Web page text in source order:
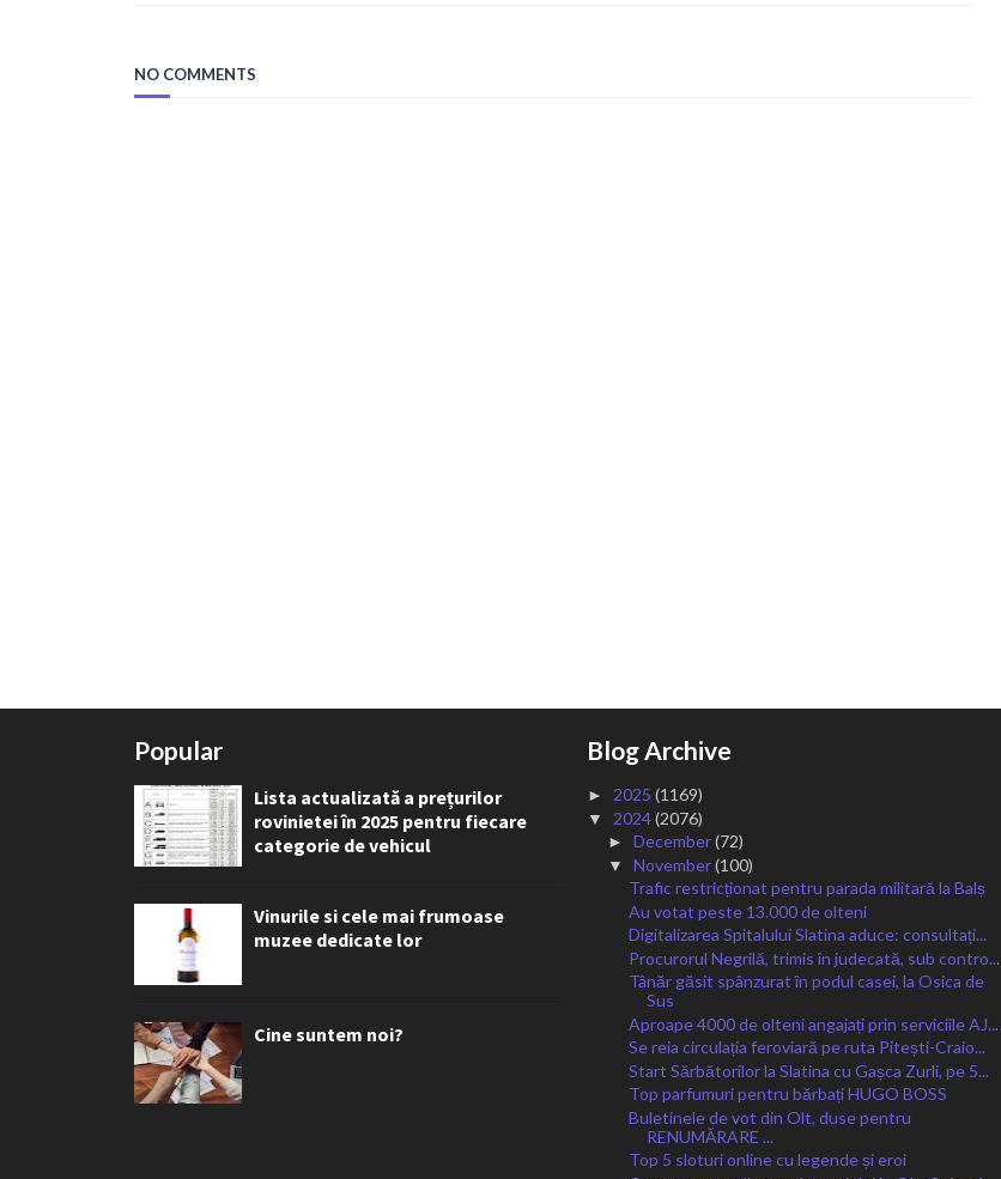
NO COMMENTS
Popular
Lista actualizată a prețurilor
rovinietei în 2025 pentru fiecare
categorie de vehicul
Vinurile si cele mai frumoase
muzee dedicate lor
Cine suntem noi?
Blog Archive
► 2025 (1169)
▼ 2024(2076)
► December(72)
▼ November(100)
Trafic restricționat pentru parada militară la Balș
Au votat peste 13.000 de olteni
Digitalizarea Spitalului Slatina aduce: consultați...
Procurorul Negrilă, trimis în judecată, sub contro...
Tânăr găsit spânzurat în podul casei, la Osica de
Sus
Aproape 4000 de olteni angajați prin serviciile AJ...
Se reia circulația feroviară pe ruta Pitești-Craio...
Start Sărbătorilor la Slatina cu Gașca Zurli, pe 5...
Top parfumuri pentru bărbați HUGO BOSS
Buletinele de vot din Olt, duse pentru
RENUMĂRARE ...
Top 5 sloturi online cu legende și eroi